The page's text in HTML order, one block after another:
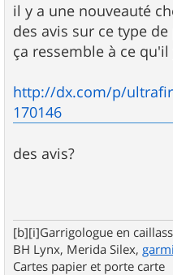
s
s
a
g
e
il y a une nouveauté
des avis sur ce type
ça ressemble à ce
http://dx.com/p/
170146
des avis?
[b][i]Garrigologue en
BH Lynx, Merida Silex,
Cartes papier et porte carte